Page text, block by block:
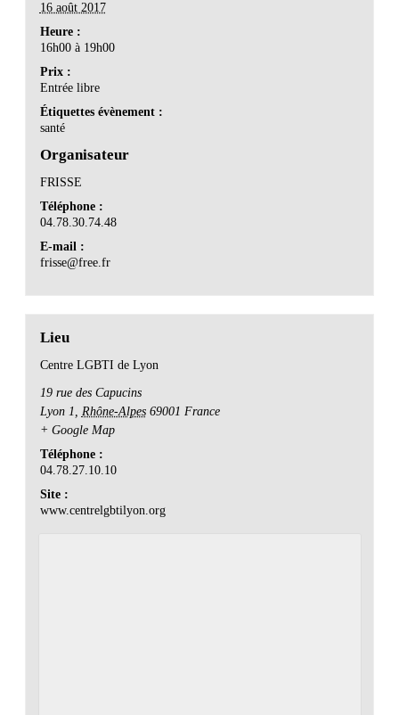
16 août 2017
Heure :
16h00 à 19h00
Prix :
Entrée libre
Étiquettes évènement :
santé
Organisateur
FRISSE
Téléphone :
04.78.30.74.48
E-mail :
frisse@free.fr
Lieu
Centre LGBTI de Lyon
19 rue des Capucins
Lyon 1
Rhône-Alpes 69001 France
+ Google Map
Téléphone :
04.78.27.10.10
Site :
www.centrelgbtilyon.org